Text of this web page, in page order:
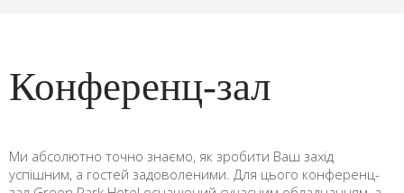
Конференц-зал
Ми абсолютно точно знаємо, як зробити Ваш захід
успішним, а гостей задоволеними. Для цього конференц-